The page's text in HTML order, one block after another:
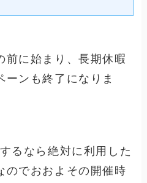
前に始まり、長期休暇
ーンも終了になりま
るなら絶対に利用した
のでおおよその開催時